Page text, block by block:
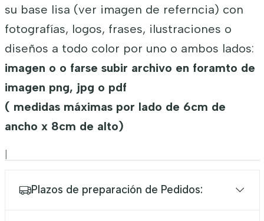
su base lisa (ver imagen de referncia) con
fotografías, logos, frases, ilustraciones o
diseños a todo color por uno o ambos lados:
imagen o o farse subir archivo en foramto de
imagen png, jpg o pdf
( medidas máximas por lado de 6cm de
ancho x 8cm de alto)
Plazos de preparación de Pedidos: